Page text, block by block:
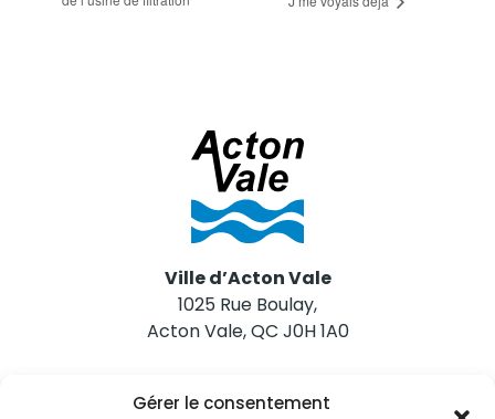
Gérer le consentement
Ville d’Acton Vale
1025 Rue Boulay,
Acton Vale, QC J0H 1A0
Nous joindre